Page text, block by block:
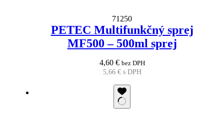
71250
PETEC Multifunkčný sprej
MF500 – 500ml sprej
4,60 € bez DPH
5,66 €s DPH